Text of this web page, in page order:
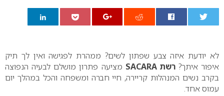
לא יודעת איזה צבע שפתון לשים? ממהרת לפגישה ואין לך תיק
איפור איתך?רשת SACARA
מציעה פתרון מושלם לבעיה הנפוצה
בקרב נשים המנהלות קריירה, חיי חברה ומשפחה והכל במהלך יום
עמוס אחד.